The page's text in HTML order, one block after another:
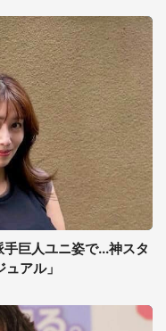
巨人ユニ姿で...神スタ
アル」